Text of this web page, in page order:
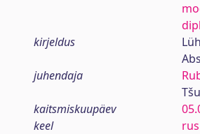
kirjeldus
juhendaja
kaitsmiskuupäev
keel
rus